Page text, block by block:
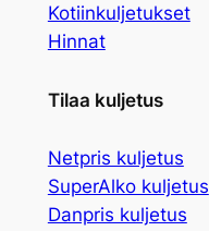
Kotiinkuljetukset
Hinnat
Tilaa kuljetus
Netpris kuljetus
SuperAlko kuljetus
Danpris kuljetus